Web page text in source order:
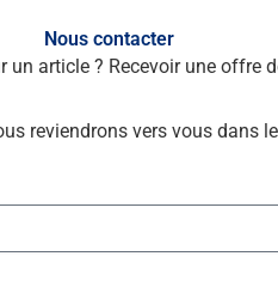
Nous contacter
article ? Recevoir une offre
reviendrons vers vous dans